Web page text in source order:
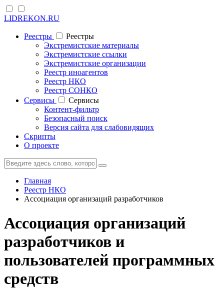
LIDREKON.RU
Реестры
Реестры
Экстремистские материалы
Экстремистские ссылки
Экстремистские организации
Реестр иноагентов
Реестр НКО
Реестр СОНКО
Cервисы
Cервисы
Контент-фильтр
Безопасный поиск
Версия сайта для слабовидящих
Скрипты
О проекте
Главная
Реестр НКО
Ассоциация организаций разработчиков
Ассоциация организаций
разработчиков и
пользователей программных
средств